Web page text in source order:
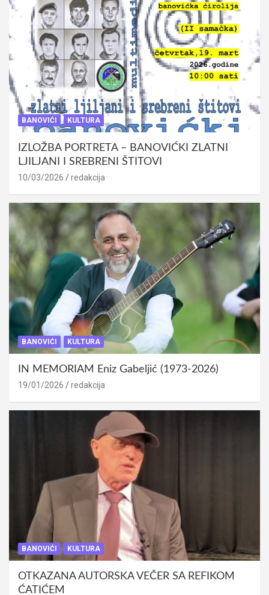
BANOVIĆI KULTURA
IZLOŽBA PORTRETA – BANOVIĆKI ZLATNI
LJILJANI I SREBRENI ŠTITOVI
10/03/2026 redakcija
BANOVIĆI KULTURA
IN MEMORIAM Eniz Gabeljić (1973-2026)
19/01/2026 redakcija
BANOVIĆI KULTURA
OTKAZANA AUTORSKA VEČER SA REFIKOM
ĆATIĆEM